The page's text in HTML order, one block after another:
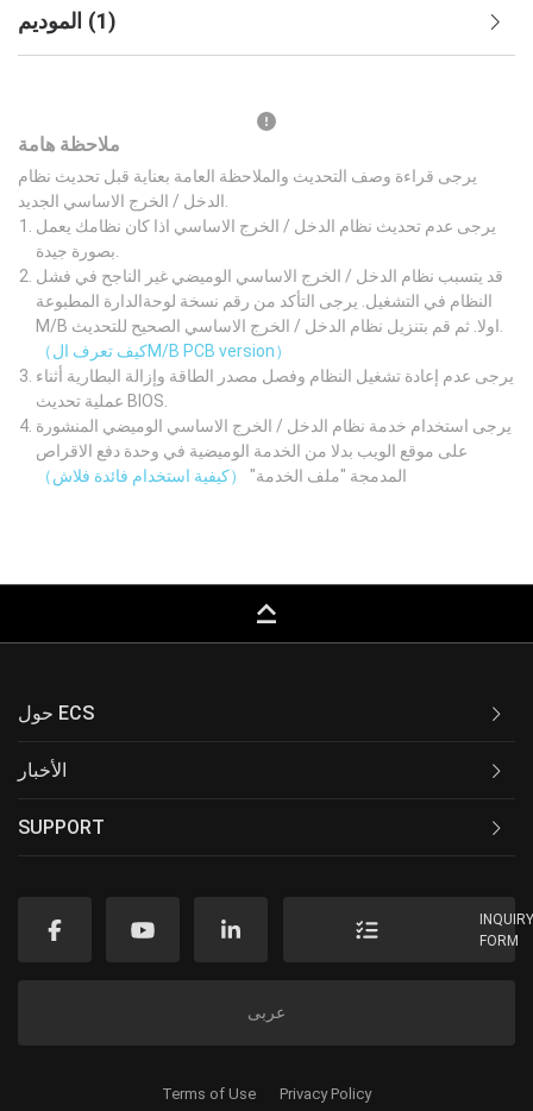
الموديم (1)
ملاحظة هامة
يرجى قراءة وصف التحديث والملاحظة العامة بعناية قبل تحديث نظام
يرجى عدم تحديث نظام الدخل / الخرج الاساسي اذا كان نظامك يعمل
قد يتسبب نظام الدخل / الخرج الاساسي الوميضي غير الناجح في فشل
النظام في التشغيل. يرجى التأكد من رقم نسخة لوحةالدارة المطبوعة
（كيف تعرف الM/B PCB version）
يرجى عدم إعادة تشغيل النظام وفصل مصدر الطاقة وإزالة البطارية أثناء
عملية تحديث BIOS.
يرجى استخدام خدمة نظام الدخل / الخرج الاساسي الوميضي المنشورة
على موقع الويب بدلا من الخدمة الوميضية في وحدة دفع الاقراص
المدمجة "ملف الخدمة"
（كيفية استخدام فائدة فلاش）
keyboard_capslock
حول ECS
الأخبار
SUPPORT
FORM
عربى
Terms of Use Privacy Policy